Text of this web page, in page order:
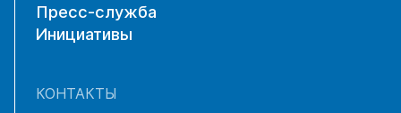
Пресс-служба
Инициативы
КОНТАКТЫ